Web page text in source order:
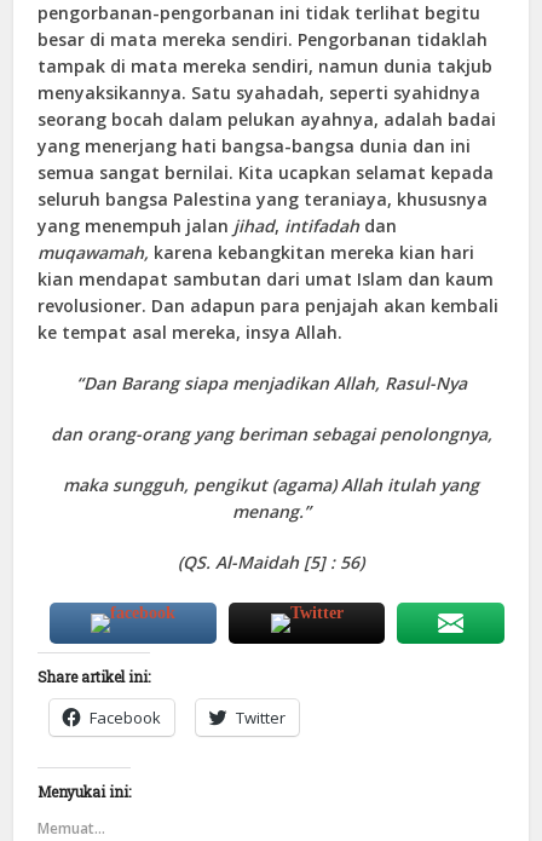
pengorbanan-pengorbanan ini tidak terlihat begitu
besar di mata mereka sendiri. Pengorbanan tidaklah
tampak di mata mereka sendiri, namun dunia takjub
menyaksikannya. Satu syahadah, seperti syahidnya
seorang bocah dalam pelukan ayahnya, adalah badai
yang menerjang hati bangsa-bangsa dunia dan ini
semua sangat bernilai. Kita ucapkan selamat kepada
seluruh bangsa Palestina yang teraniaya, khususnya
yang menempuh jalan jihad, intifadah dan
muqawamah, karena kebangkitan mereka kian hari
kian mendapat sambutan dari umat Islam dan kaum
revolusioner. Dan adapun para penjajah akan kembali
ke tempat asal mereka, insya Allah.
“Dan Barang siapa menjadikan Allah, Rasul-Nya
dan orang-orang yang beriman sebagai penolongnya,
maka sungguh, pengikut (agama) Allah itulah yang
menang.”
(QS. Al-Maidah [5] : 56)
Share artikel ini:
Facebook Twitter
Menyukai ini:
Memuat...